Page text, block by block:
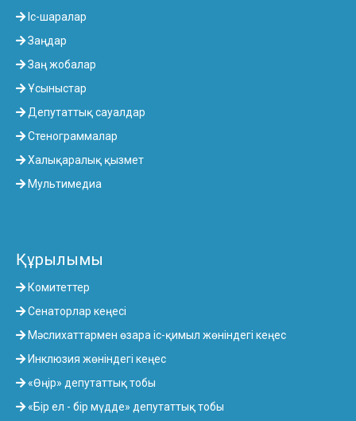
Іс-шаралар
Заңдар
Заң жобалар
Ұсыныстар
Депутаттық сауалдар
Стенограммалар
Халықаралық қызмет
Мультимедиа
Құрылымы
Комитеттер
Сенаторлар кеңесі
Мәслихаттармен өзара іс-қимыл жөніндегі кеңес
Инклюзия жөніндегі кеңес
«Өңір» депутаттық тобы
«Бір ел - бір мүдде» депутаттық тобы